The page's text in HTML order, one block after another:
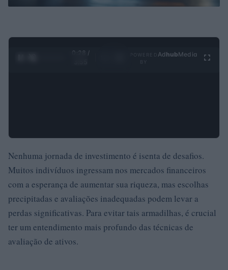
0:29 /
Ad hubMedia
Nenhuma jornada de investimento é isenta de desafios.
Muitos indivíduos ingressam nos mercados financeiros
com a esperança de aumentar sua riqueza, mas escolhas
precipitadas e avaliações inadequadas podem levar a
perdas significativas. Para evitar tais armadilhas, é crucial
ter um entendimento mais profundo das técnicas de
avaliação de ativos.